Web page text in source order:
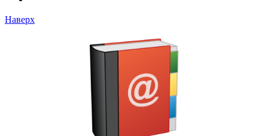
Наверх